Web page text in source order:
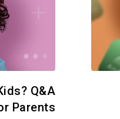
شارك هذه المقالة
تويتر نسخ
Q&A
Parents